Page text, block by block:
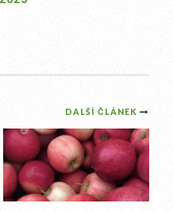
DALŠÍ ČLÁNEK